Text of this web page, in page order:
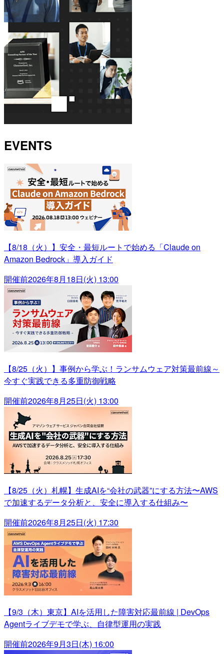
EVENTS
【8/18（火）】安全・最短ルートで始める「Claude on
Amazon Bedrock」導入ガイド
開催前2026年8月18日(火) 13:00
【8/25（火）】事例から学ぶ！ランサムウェア対策最前線～
今すぐ実践できる多重防御戦略
開催前2026年8月25日(火) 13:00
【8/25（火）札幌】生成AIを“会社の武器”にする方法〜AWS
で加速するデータ分析と、安全に導入する仕組み〜
開催前2026年8月25日(火) 17:30
【9/3（木）東京】AIを活用した障害対応最前線 | DevOps
Agentライブデモで学ぶ、自律型運用の実践
開催前2026年9月3日(木) 16:00